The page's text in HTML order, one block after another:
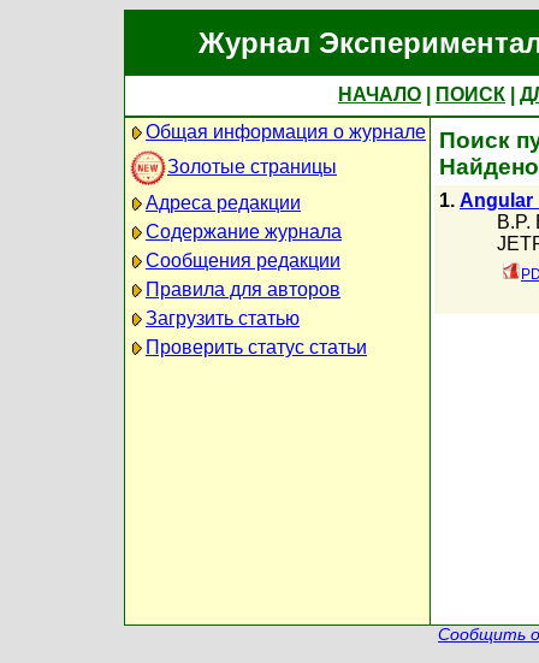
Журнал
НАЧАЛО ПОИСК
Общая информация о журнале
Золотые страницы
Адреса редакции
Содержание журнала
Сообщения редакции
Правила для авторов
Загрузить статью
Проверить статус статьи
Поиск
1. Angular
B.P.
Сообщить о